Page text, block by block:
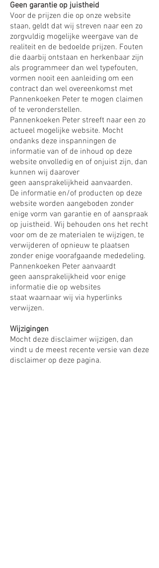
Geen garantie op juistheid
Voor de prijzen die op onze website
staan, geldt dat wij streven naar een zo
zorgvuldig mogelijke weergave van de
realiteit en de bedoelde prijzen. Fouten
die daarbij ontstaan en herkenbaar zijn
als programmeer dan wel typefouten,
vormen nooit een aanleiding om een
contract dan wel overeenkomst met
Pannenkoeken Peter te mogen claimen
of te veronderstellen.
Pannenkoeken Peter streeft naar een zo
actueel mogelijke website. Mocht
ondanks deze inspanningen de
informatie van of de inhoud op deze
website onvolledig en of onjuist zijn, dan
kunnen wij daarover
geen aansprakelijkheid aanvaarden.
De informatie en/of producten op deze
website worden aangeboden zonder
enige vorm van garantie en of aanspraak
op juistheid. Wij behouden ons het recht
voor om de ze materialen te wijzigen, te
verwijderen of opnieuw te plaatsen
zonder enige voorafgaande mededeling.
Pannenkoeken Peter aanvaardt
geen aansprakelijkheid voor enige
informatie die op websites
staat waarnaar wij via hyperlinks
verwijzen.
Wijzigingen
Mocht deze disclaimer wijzigen, dan
vindt u de meest recente versie van deze
disclaimer op deze pagina.